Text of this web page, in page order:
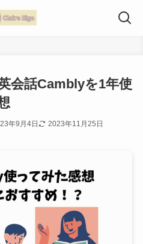
会話Camblyを1年使
年9月4日 2023年11月25日